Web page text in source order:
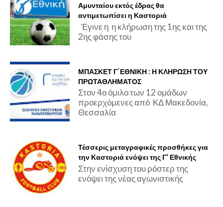
Αμυνταίου εκτός έδρας θα
αντιμετωπίσει η Καστοριά
Έγινε η η κλήρωση της 1ης και της
2ης φάσης του
ΜΠΑΣΚΕΤ Γ΄ΕΘΝΙΚΗ : Η ΚΛΗΡΩΣΗ ΤΟΥ
ΠΡΩΤΑΘΛΗΜΑΤΟΣ
Στον 4ο όμιλο των 12 ομάδων
προερχόμενες από ΚΔ Μακεδονία,
Θεσσαλία
Τέσσερις μεταγραφικές προσθήκες για
την Καστοριά ενόψει της Γ' Εθνικής
Στην ενίσχυση του ρόστερ της
ενόψει της νέας αγωνιστικής